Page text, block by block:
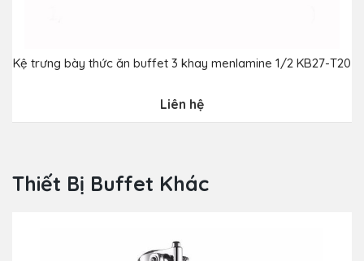
Kệ trưng bày thức ăn buffet 3 khay menlamine 1/2 KB27-T20
Liên hệ
Thiết Bị Buffet Khác